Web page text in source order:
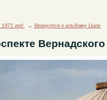
год ← Вернутся к альбому Цирк
Вернадского